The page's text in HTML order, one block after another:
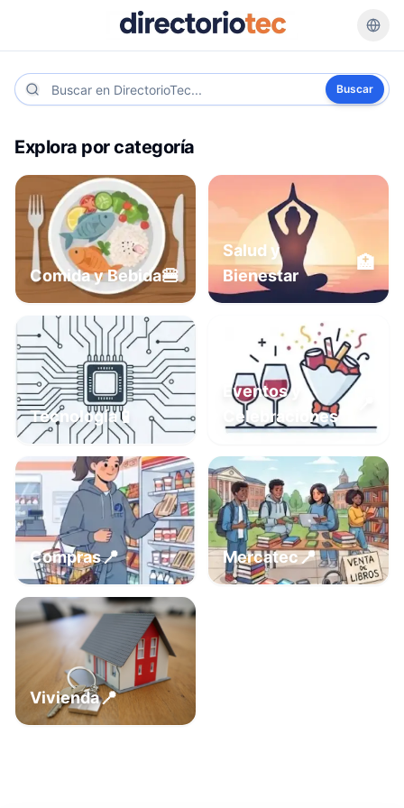
Buscar
Explora por categoría
Comida y Bebida🍔
Salud y
Bienestar
🏥
Tecnología📱
Eventos y
Celebraciones
Compras📍 Mercatec📍
Vivienda📍